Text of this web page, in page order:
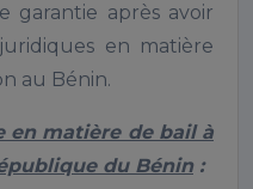
garantie après avoir
en matière
au Bénin.
en matière de bail à
du Bénin :